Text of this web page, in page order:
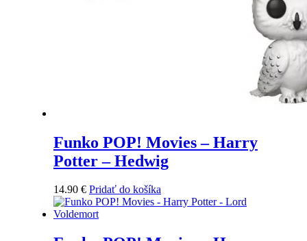
Funko POP! Movies – Harry
Potter – Hedwig
14.90 € Pridať do košíka